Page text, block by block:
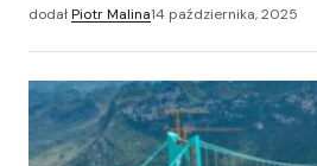
dodałPiotr Malina14 października, 2025